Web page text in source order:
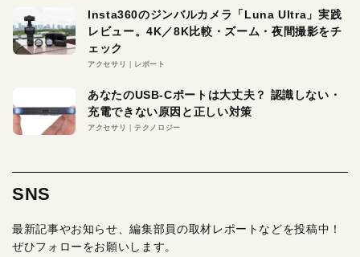
Insta360のジンバルカメラ「Luna Ultra」実践
レビュー。4K／8K比較・ズーム・夜間撮影をチ
ェック
アクセサリ レポート
あなたのUSB-Cポートは大丈夫？ 認識しない・
充電できない原因と正しい対策
アクセサリ テクノロジー
SNS
最新記事やお知らせ、編集部員の取材レポートなどを投稿中！
ぜひフォローをお願いします。